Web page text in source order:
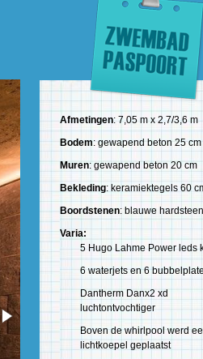
Afmetingen: 7,05 m x 2,7/3,6 m
Bodem: gewapend beton 25 cm
Muren: gewapend beton 20 cm
Bekleding: keramiektegels 60
Boordstenen: blauwe hardsteen
Varia:
5 Hugo Lahme Power leds
6 waterjets en 6
Dantherm Danx2 xd
luchtontvochtiger
Boven de whirlpool werd
lichtkoepel geplaatst